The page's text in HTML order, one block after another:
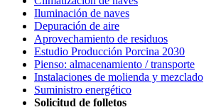
Iluminación de naves
Depuración de aire
Aprovechamiento de residuos
Estudio Producción Porcina 2030
Pienso: almacenamiento / transporte
Instalaciones de molienda y mezclado
Suministro energético
Solicitud de folletos